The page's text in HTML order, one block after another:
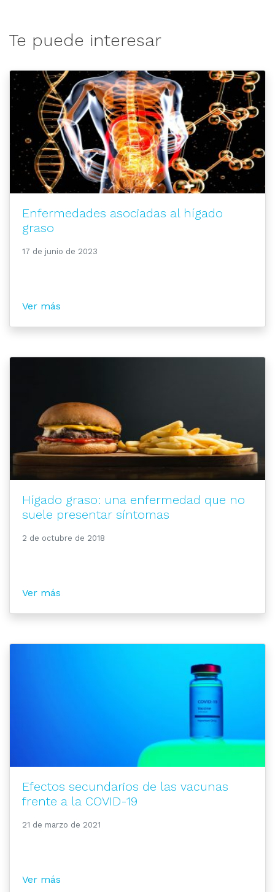
Te puede interesar
Enfermedades asociadas al hígado
graso
17 de junio de 2023
Ver más
Hígado graso: una enfermedad que no
suele presentar síntomas
2 de octubre de 2018
Ver más
Efectos secundarios de las vacunas
frente a la COVID-19
21 de marzo de 2021
Ver más